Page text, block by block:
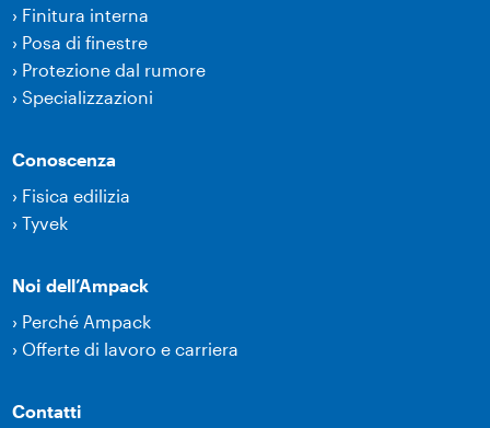
› Finitura interna
› Posa di finestre
› Protezione dal rumore
›Specializzazioni
Conoscenza
› Fisica edilizia
›Tyvek
Noi dell’Ampack
› Perché Ampack
› Offerte di lavoro e carriera
Contatti